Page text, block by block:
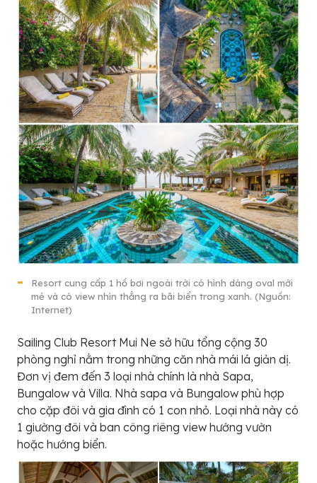
Resort cung cấp 1 hồ bơi ngoài trời có hình dáng oval mới
mẻ và có view nhìn thẳng ra bãi biển trong xanh. (Nguồn:
Internet)
Sailing Club Resort Mui Ne sở hữu tổng cộng 30
phòng nghỉ nằm trong những căn nhà mái lá giản dị.
Đơn vị đem đến 3 loại nhà chính là nhà Sapa,
Bungalow và Villa. Nhà sapa và Bungalow phù hợp
cho cặp đôi và gia đình có 1 con nhỏ. Loại nhà này có
1 giường đôi và ban công riêng view hướng vườn
hoặc hướng biển.